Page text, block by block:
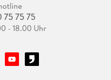
75 75
- 18.00 Uhr